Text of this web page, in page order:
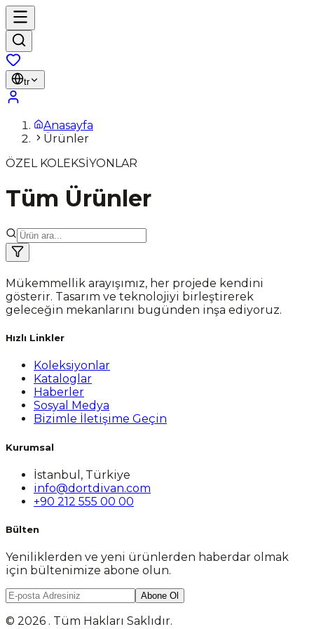
tr
Anasayfa
Ürünler
ÖZEL KOLEKSİYONLAR
Tüm Ürünler
Mükemmellik arayışımız, her projede kendini
gösterir. Tasarım ve teknolojiyi birleştirerek
geleceğin mekanlarını bugünden inşa ediyoruz.
Hızlı Linkler
Koleksiyonlar
Kataloglar
Haberler
Sosyal Medya
Bizimle İletişime Geçin
Kurumsal
İstanbul, Türkiye
info@dortdivan.com
+90 212 555 00 00
Bülten
Yeniliklerden ve yeni ürünlerden haberdar olmak
için bültenimize abone olun.
Abone Ol
© 2026 . Tüm Hakları Saklıdır.